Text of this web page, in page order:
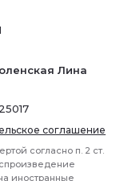
Лина
соглашение
согласно п. 2 ст.
иностранные